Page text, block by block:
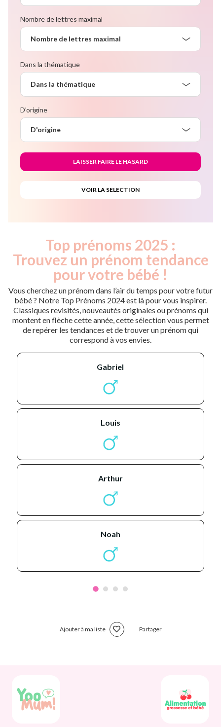
Nombre de lettres maximal
Nombre de lettres maximal
Dans la thématique
Dans la thématique
D'origine
D'origine
Top prénoms 2025 :
Trouvez un prénom tendance
pour votre bébé !
Vous cherchez un prénom dans l’air du temps pour votre futur
bébé ? Notre Top Prénoms 2024 est là pour vous inspirer.
Classiques revisités, nouveautés originales ou prénoms qui
montent en flèche cette année, cette sélection vous permet
de repérer les tendances et de trouver un prénom qui
correspond à vos envies.
gabriel
louis
arthur
noah
Ajouter à ma liste Partager